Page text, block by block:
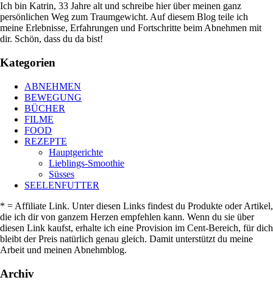
Ich bin Katrin, 33 Jahre alt und schreibe hier über meinen ganz
persönlichen Weg zum Traumgewicht. Auf diesem Blog teile ich
meine Erlebnisse, Erfahrungen und Fortschritte beim Abnehmen mit
dir. Schön, dass du da bist!
Kategorien
ABNEHMEN
BEWEGUNG
BÜCHER
FILME
FOOD
REZEPTE
Hauptgerichte
Lieblings-Smoothie
Süsses
SEELENFUTTER
* = Affiliate Link. Unter diesen Links findest du Produkte oder Artikel,
die ich dir von ganzem Herzen empfehlen kann. Wenn du sie über
diesen Link kaufst, erhalte ich eine Provision im Cent-Bereich, für dich
bleibt der Preis natürlich genau gleich. Damit unterstützt du meine
Arbeit und meinen Abnehmblog.
Archiv